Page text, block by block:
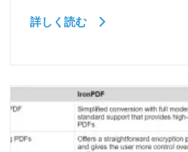
詳しく読む